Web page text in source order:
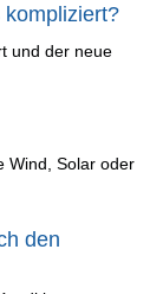
und der neue
Wind, Solar oder
den